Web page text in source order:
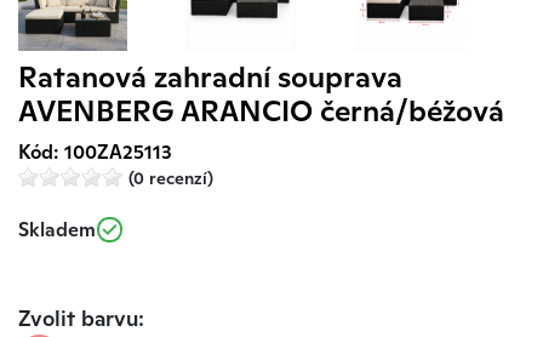
Ratanová zahradní souprava
AVENBERG ARANCIO černá/béžová
Kód: 100ZA25113
(0 recenzí)
Skladem
Zvolit barvu: